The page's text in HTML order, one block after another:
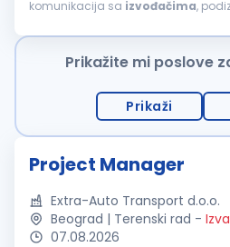
komunikacija sa izvođačima,
bezbednosti i zaštite na radu na
Prikažite mi poslove
Prikaži
Project Manager
Extra-Auto Transport d.o.o.
Beograd | Terenski rad -
07.08.2026